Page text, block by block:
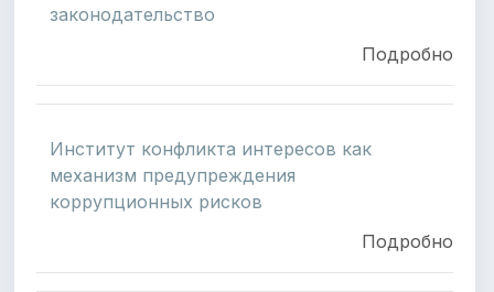
законодательство
Подробно
Институт конфликта интересов как
механизм предупреждения
коррупционных рисков
Подробно